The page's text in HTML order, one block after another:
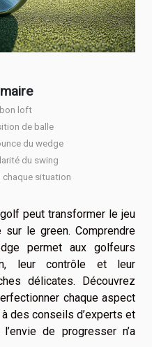
loft
de balle
du wedge
du swing
chaque situation
peut transformer le jeu
le green. Comprendre
permet aux golfeurs
leur contrôle et leur
délicates. Découvrez
chaque aspect
des conseils d’experts et
de progresser n’a